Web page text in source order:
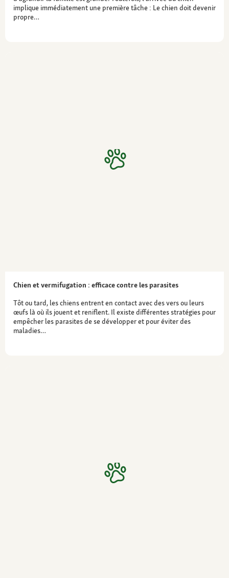
implique immédiatement une première tâche : Le chien doit devenir
propre…
Chien et vermifugation : efficace contre les parasites
Tôt ou tard, les chiens entrent en contact avec des vers ou leurs
œufs là où ils jouent et reniflent. Il existe différentes stratégies pour
empêcher les parasites de se développer et pour éviter des
maladies…